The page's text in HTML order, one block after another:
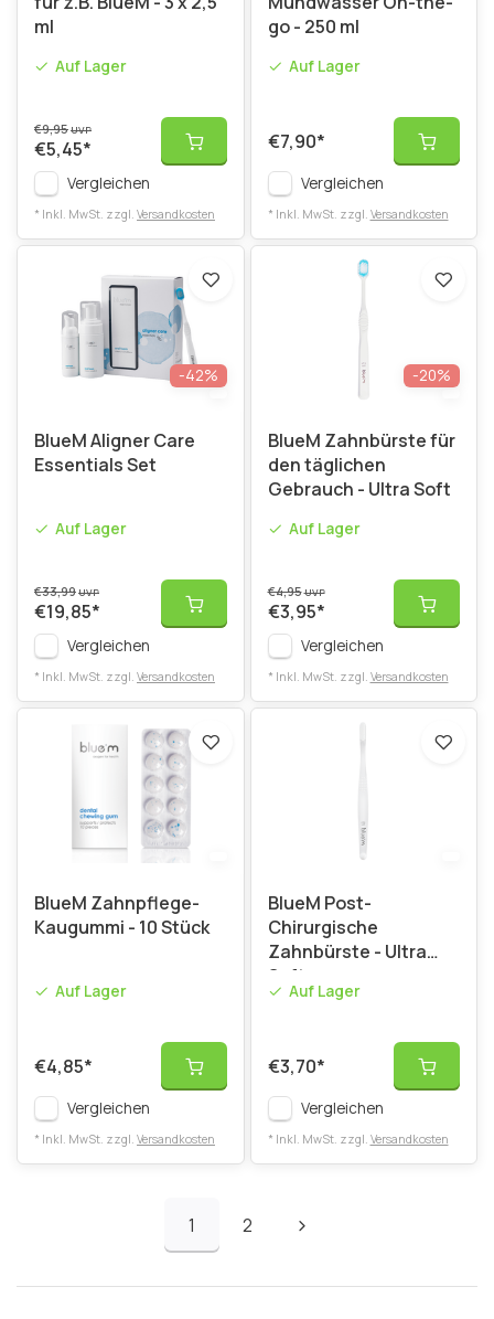
ml
Auf Lager
€9,95UVP
€5,45*
Vergleichen
* Inkl. MwSt. zzgl. Versandkosten
go - 250 ml
Auf Lager
€7,90*
Vergleichen
* Inkl. MwSt. zzgl. Versandkosten
-42%
BlueM Aligner Care
Essentials Set
Auf Lager
€33,99UVP
€19,85*
Vergleichen
* Inkl. MwSt. zzgl. Versandkosten
-20%
BlueM Zahnbürste für
den täglichen
Gebrauch - Ultra Soft
Auf Lager
€4,95UVP
€3,95*
Vergleichen
* Inkl. MwSt. zzgl. Versandkosten
BlueM Zahnpflege-
Kaugummi - 10 Stück
Auf Lager
€4,85*
Vergleichen
* Inkl. MwSt. zzgl. Versandkosten
BlueM Post-
Chirurgische
Zahnbürste - Ultra
Soft
Auf Lager
€3,70*
Vergleichen
* Inkl. MwSt. zzgl. Versandkosten
1 2